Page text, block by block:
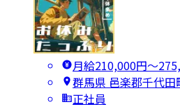
月給210,000円〜
群馬県 邑楽郡千代田
正社員